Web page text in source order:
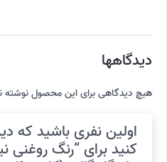
دیدگاهها
هیچ دیدگاهی برای این محصول
اولین نفری باشید که